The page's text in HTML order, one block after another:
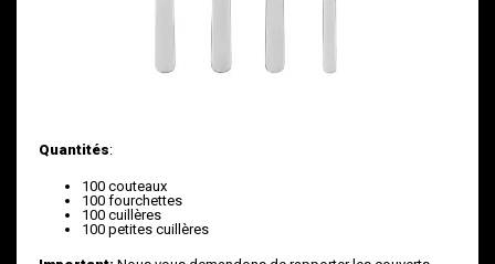
Quantités:
100 couteaux
100 fourchettes
100 cuillères
100 petites cuillères